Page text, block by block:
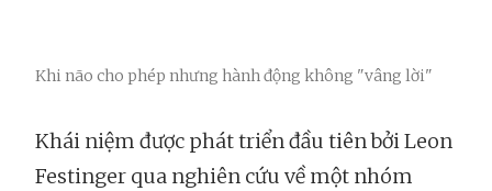
Khi não cho phép nhưng hành động không "vâng lời"
Khái niệm được phát triển đầu tiên bởi Leon
Festinger qua nghiên cứu về một nhóm